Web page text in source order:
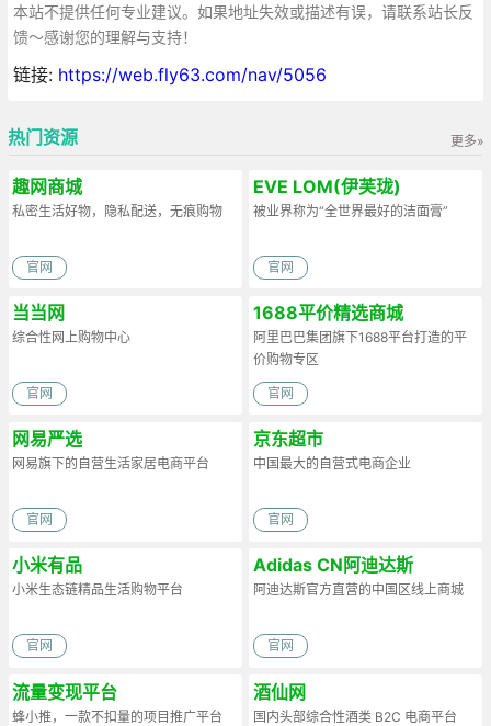
本站不提供任何专业建议。如果地址失效或描述有误，请联系站长反
馈～感谢您的理解与支持！
链接: https://web.fly63.com/nav/5056
更多»
热门资源
趣网商城
私密生活好物，隐私配送，无痕购物
官网
EVE LOM(伊芙珑)
被业界称为“全世界最好的洁面膏”
官网
当当网
综合性网上购物中心
官网
1688平价精选商城
阿里巴巴集团旗下1688平台打造的平
价购物专区
官网
网易严选
网易旗下的自营生活家居电商平台
官网
京东超市
中国最大的自营式电商企业
官网
小米有品
小米生态链精品生活购物平台
官网
Adidas CN阿迪达斯
阿迪达斯官方直营的中国区线上商城
官网
流量变现平台
蜂小推，一款不扣量的项目推广平台
酒仙网
国内头部综合性酒类 B2C 电商平台